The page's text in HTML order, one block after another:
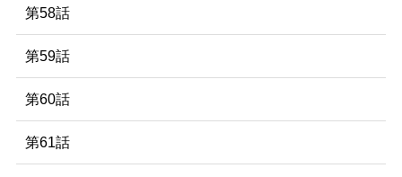
第58話
第59話
第60話
第61話